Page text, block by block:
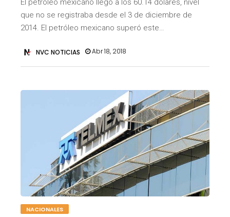
El petróleo mexicano llegó a los 60.14 dólares, nivel
que no se registraba desde el 3 de diciembre de
2014. El petróleo mexicano superó este…
NVC NOTICIAS Abr 18, 2018
NACIONALES